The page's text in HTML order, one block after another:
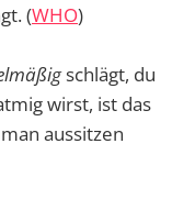
(WHO)
schlägt, du
wirst, ist das
aussitzen